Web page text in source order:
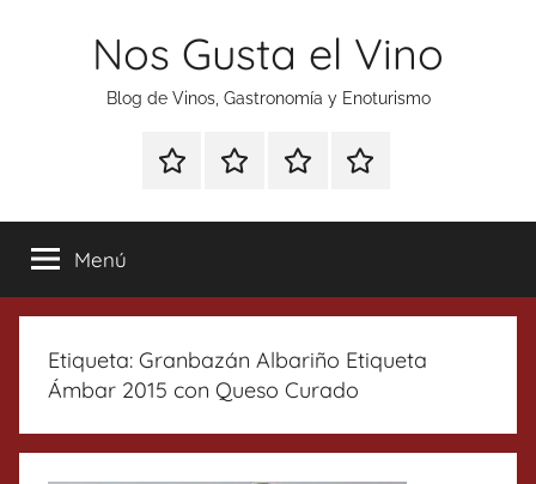
Nos Gusta el Vino
Blog de Vinos, Gastronomía y Enoturismo
Especial
Tonics
Enoturismo
Gastronomía
RankingContacto
Menú
Etiqueta: Granbazán Albariño Etiqueta
Ámbar 2015 con Queso Curado